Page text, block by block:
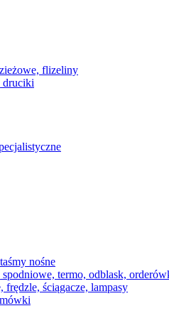
flizeliny
druciki
nośne
spodniowe, termo, odblask,
frędzle, ściągacze, lampasy